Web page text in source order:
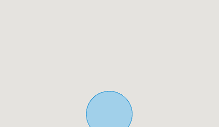
propiedad, proporcionando una maravillosa sensación de
privacidad. En el exterior, una amplia terraza enmarca la
acogedora piscina, complementada por una magnífica